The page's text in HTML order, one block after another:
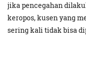
jika pencegahan
keropos, kusen yang
sering kali tidak bisa